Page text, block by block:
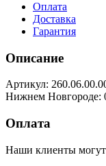
Оплата
Доставка
Гарантия
Описание
Артикул:
Нижнем Новгороде:
Оплата
Наши клиенты могут